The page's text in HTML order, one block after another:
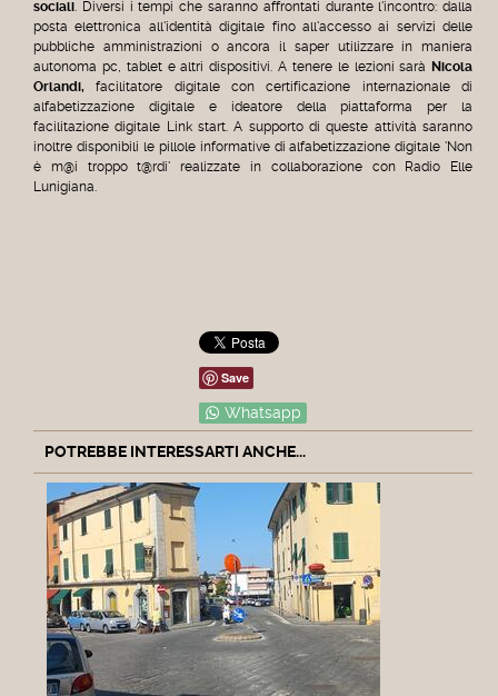
sociali. Diversi i tempi che saranno affrontati durante l'incontro: dalla
posta elettronica all'identità digitale fino all'accesso ai servizi delle
pubbliche amministrazioni o ancora il saper utilizzare in maniera
autonoma pc, tablet e altri dispositivi.A tenere le lezioni saràNicola
Orlandi, facilitatore digitale con certificazione internazionale di
alfabetizzazione digitale e ideatore della piattaforma per la
facilitazione digitale Link start. A supporto di queste attività saranno
inoltre disponibili le pillole informative di alfabetizzazione digitale 'Non
è m@i troppo t@rdi' realizzate in collaborazione con Radio Elle
Lunigiana.
Save
Whatsapp
POTREBBE INTERESSARTI ANCHE...